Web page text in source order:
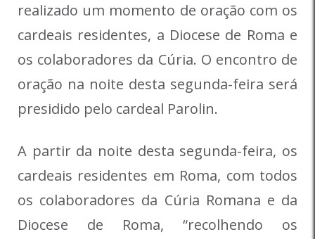
realizado um momento de oração com os
cardeais residentes, a Diocese de Roma e
os colaboradores da Cúria. O encontro de
oração na noite desta segunda-feira será
presidido pelo cardeal Parolin.
A partir da noite desta segunda-feira, os
cardeais residentes em Roma, com todos
os colaboradores da Cúria Romana e da
Diocese de Roma, “recolhendo os